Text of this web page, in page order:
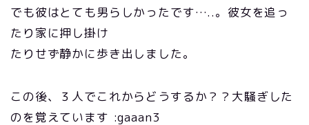
でも彼はとても男らしかったです…..。彼女を追っ
たり家に押し掛け
たりせず静かに歩き出しました。
この後、３人でこれからどうするか？？大騒ぎした
のを覚えています :gaaan3